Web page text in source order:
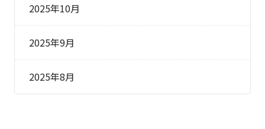
2025年10月
2025年9月
2025年8月